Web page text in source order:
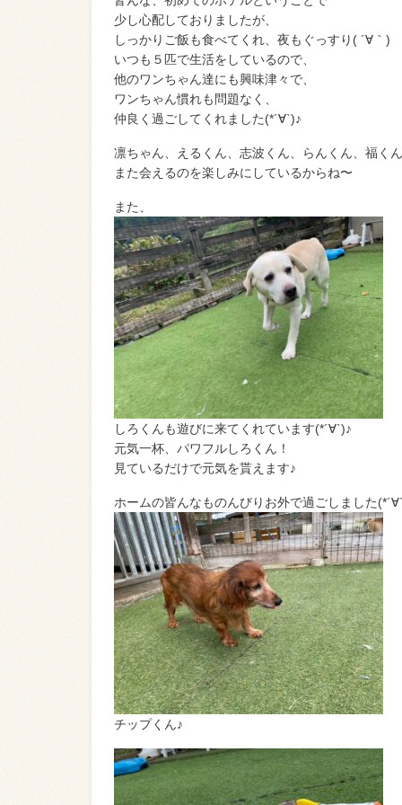
少し心配しておりましたが、
しっかりご飯も食べてくれ、夜もぐっすり( ´∀｀)
いつも５匹で生活をしているので、
他のワンちゃん達にも興味津々で、
ワンちゃん慣れも問題なく、
仲良く過ごしてくれました(*´∀`)♪
凛ちゃん、えるくん、志波くん、らんくん、福く
また会えるのを楽しみにしているからね〜
また、
しろくんも遊びに来てくれています(*´∀`)♪
元気一杯、パワフルしろくん！
見ているだけで元気を貰えます♪
ホームの皆んなものんびりお外で過ごしました
チップくん♪